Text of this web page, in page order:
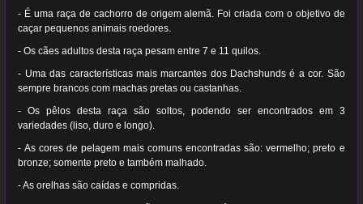
- É uma raça de cachorro de origem alemã. Foi criada com o objetivo de
caçar pequenos animais roedores.
- Os cães adultos desta raça pesam entre 7 e 11 quilos.
- Uma das características mais marcantes dos Dachshunds é a cor. São
sempre brancos com machas pretas ou castanhas.
- Os pêlos desta raça são soltos, podendo ser encontrados em 3
variedades (liso, duro e longo).
- As cores de pelagem mais comuns encontradas são: vermelho; preto e
bronze; somente preto e também malhado.
- As orelhas são caídas e compridas.